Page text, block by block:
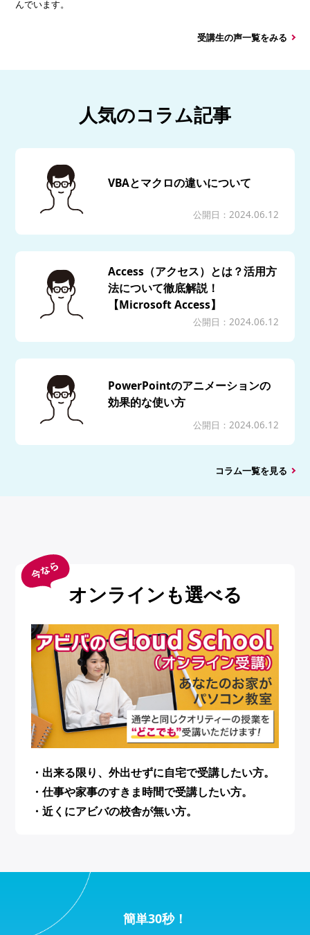
んでいます。
受講生の声一覧をみる
人気のコラム記事
VBAとマクロの違いについて
公開日：2024.06.12
Access（アクセス）とは？活用方
法について徹底解説！
【Microsoft Access】
公開日：2024.06.12
PowerPointのアニメーションの
効果的な使い方
公開日：2024.06.12
コラム一覧を見る
オンラインも選べる
・出来る限り、外出せずに自宅で受講したい方。
・仕事や家事のすきま時間で受講したい方。
・近くにアビバの校舎が無い方。
簡単30秒！